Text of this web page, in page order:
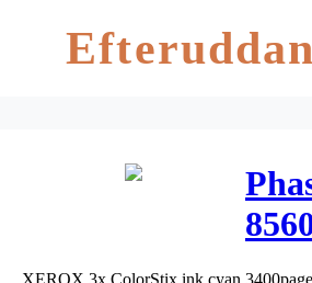
XEROX 3x ColorStix ink cyan